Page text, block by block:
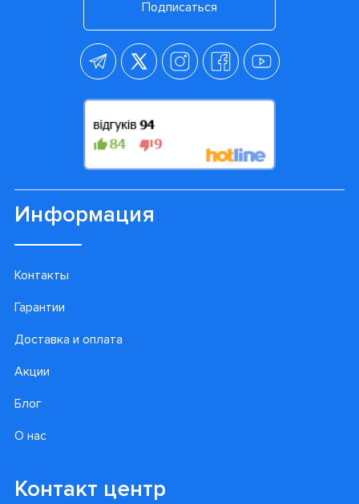
Подписаться
Информация
Контакты
Гарантии
Доставка и оплата
Акции
Блог
О нас
Контакт центр